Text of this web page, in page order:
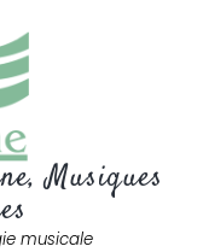
Musiques
musicale